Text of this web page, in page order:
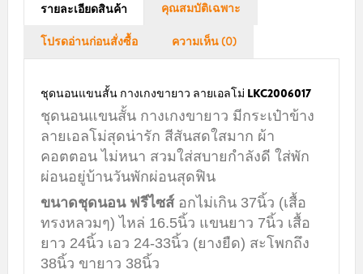
รายละเอียดสินค้า คุณสมบัติเฉพาะ
โปรดอ่านก่อนสั่งซื้อ ความเห็น (0)
ชุดนอนแขนสั้น กางเกงขายาว ลายเอลโม่ LKC2006017
ชุดนอนแขนสั้น กางเกงขายาว มีกระเป๋าข้าง
ลายเอลโม่สุดน่ารัก สีสันสดใสมาก ผ้า
คอตตอน ไม่หนา สวมใส่สบายกำลังดี ใส่พัก
ผ่อนอยู่บ้านวันพักผ่อนสุดฟิน
ขนาดชุดนอน ฟรีไซส์อกไม่เกิน 37นิ้ว (เสื้อ
ทรงหลวมๆ) ไหล่ 16.5นิ้ว แขนยาว 7นิ้ว เสื้อ
ยาว 24นิ้ว เอว 24-33นิ้ว (ยางยืด) สะโพกถึง
38นิ้ว ขายาว 38นิ้ว